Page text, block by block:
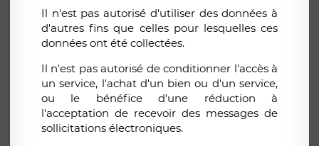
Il n'est pas autorisé d'utiliser des données à
d'autres fins que celles pour lesquelles ces
données ont été collectées.
Il n'est pas autorisé de conditionner l'accès à
un service, l'achat d'un bien ou d'un service,
ou le bénéfice d'une réduction à
l'acceptation de recevoir des messages de
sollicitations électroniques.